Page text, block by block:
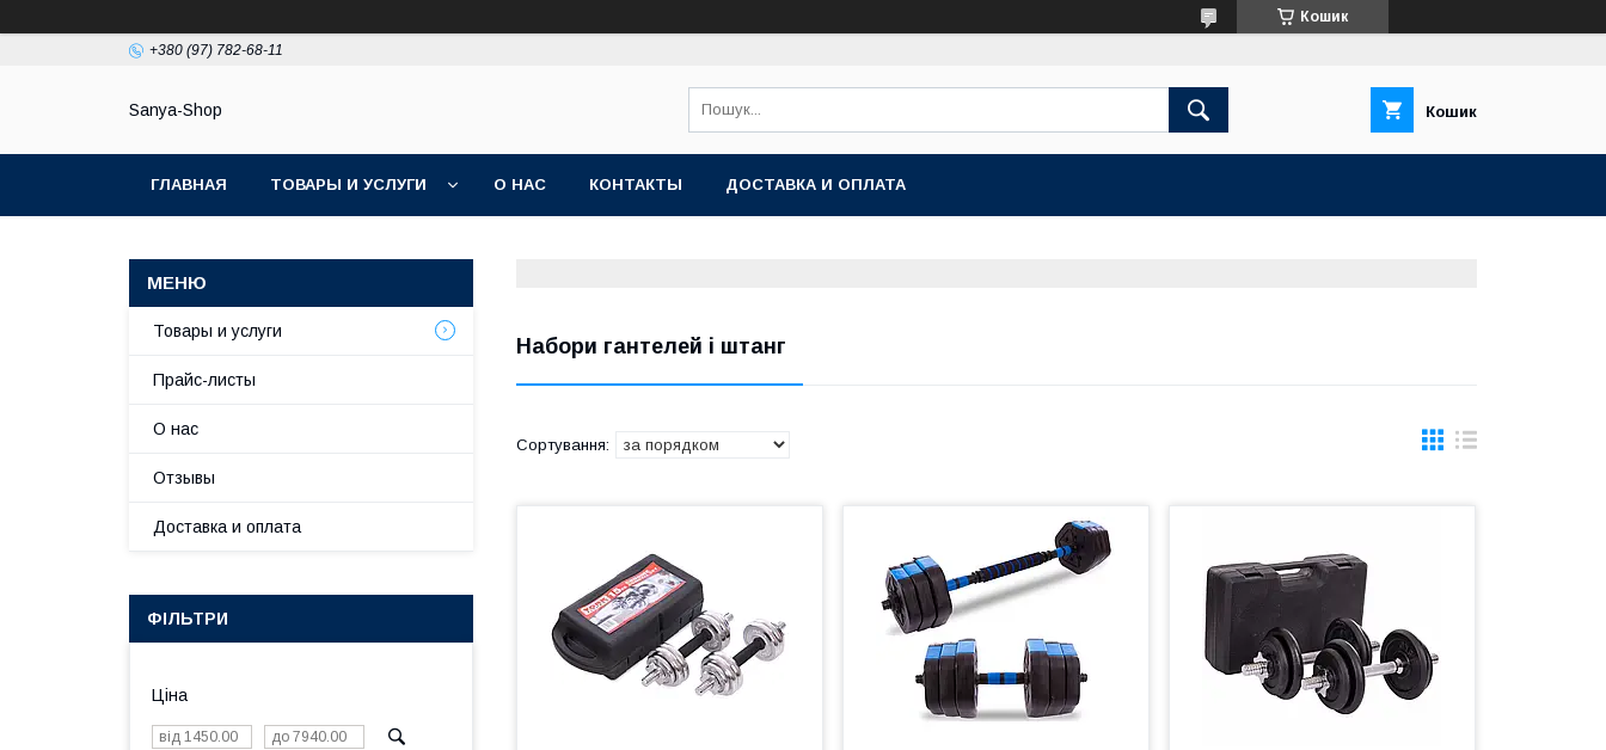
Кошик
+380 (97) 782-68-11
Sanya-Shop Кошик
ГЛАВНАЯ ТОВАРЫ И УСЛУГИ О НАС КОНТАКТЫ ДОСТАВКА И ОПЛАТА
Набори гантелей і штанг
Товары и услуги
Прайс-листы
О нас
Отзывы
Доставка и оплата
ФІЛЬТРИ
Ціна